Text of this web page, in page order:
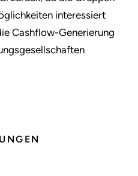
interessiert
Cashflow-Generierung